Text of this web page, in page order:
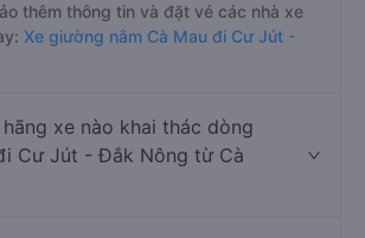
thêm thông tin và đặt vé các nhà xe
Xe giường nằm Cà Mau đi Cư Jút -
xe nào khai thác dòng
Cư Jút - Đắk Nông từ Cà